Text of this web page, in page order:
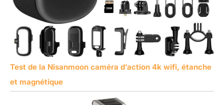
Test de la Nisanmoon caméra d’action 4k wifi, étanche
et magnétique